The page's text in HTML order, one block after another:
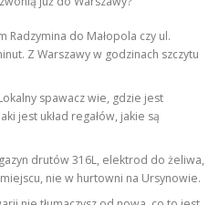
Radzymina do Małopola czy ul.
Z Warszawy w godzinach szczytu
spawacz wie, gdzie jest
jest układ regałów, jakie są
drutów 316L, elektrod do żeliwa,
nie w hurtowni na Ursynowie.